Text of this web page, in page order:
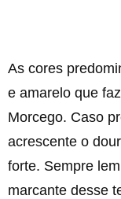
As cores
e amarelo que
Morcego. Caso
acrescente o
forte. Sempre
marcante desse